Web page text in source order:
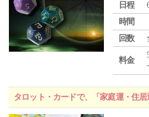
日程
時間
回数
料金
タロット・カードで、「家庭運・住